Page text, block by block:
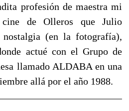
profesión de maestra mi
de Olleros que Julio
nostalgia (en la fotografía),
actué con el Grupo de
llamado ALDABA en una
allá por el año 1988.